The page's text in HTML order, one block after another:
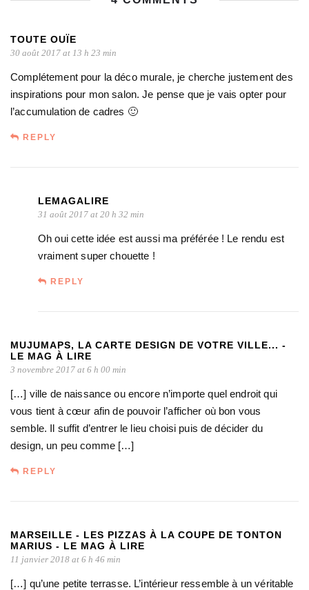
TOUTE OUÏE
30 août 2017 at 13 h 23 min
Complétement pour la déco murale, je cherche justement des
inspirations pour mon salon. Je pense que je vais opter pour
l’accumulation de cadres 🙂
REPLY
LEMAGALIRE
31 août 2017 at 20 h 32 min
Oh oui cette idée est aussi ma préférée ! Le rendu est
vraiment super chouette !
REPLY
MUJUMAPS, LA CARTE DESIGN DE VOTRE VILLE... -
LE MAG À LIRE
3 novembre 2017 at 6 h 00 min
[…] ville de naissance ou encore n’importe quel endroit qui
vous tient à cœur afin de pouvoir l’afficher où bon vous
semble. Il suffit d’entrer le lieu choisi puis de décider du
design, un peu comme […]
REPLY
MARSEILLE - LES PIZZAS À LA COUPE DE TONTON
MARIUS - LE MAG À LIRE
11 janvier 2018 at 6 h 46 min
[…] qu’une petite terrasse. L’intérieur ressemble à un véritable